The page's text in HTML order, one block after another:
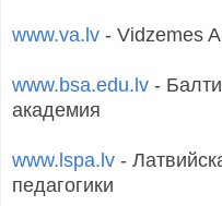
www.va.lv - Vidzemes
www.bsa.edu.lv -
академия
www.lspa.lv -
педагогики